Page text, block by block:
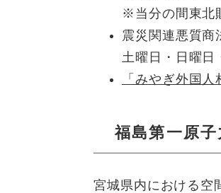
※当分の間東北
震災関連悪質
土曜日・日曜
「みやぎ外国
福島第一原
宮城県内における空